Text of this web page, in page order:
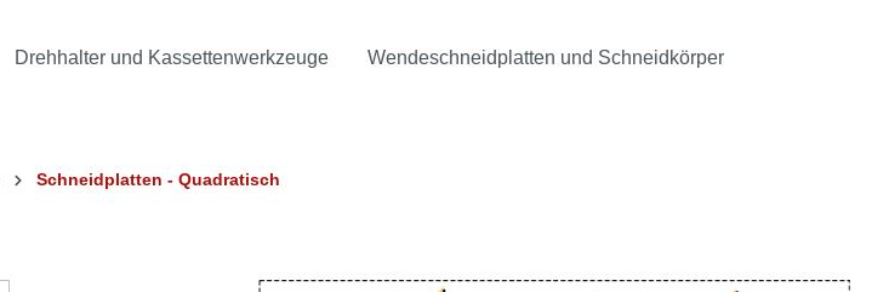
Drehhalter und Kassettenwerkzeuge Wendeschneidplatten und Schneidkörper
Schneidplatten - Quadratisch